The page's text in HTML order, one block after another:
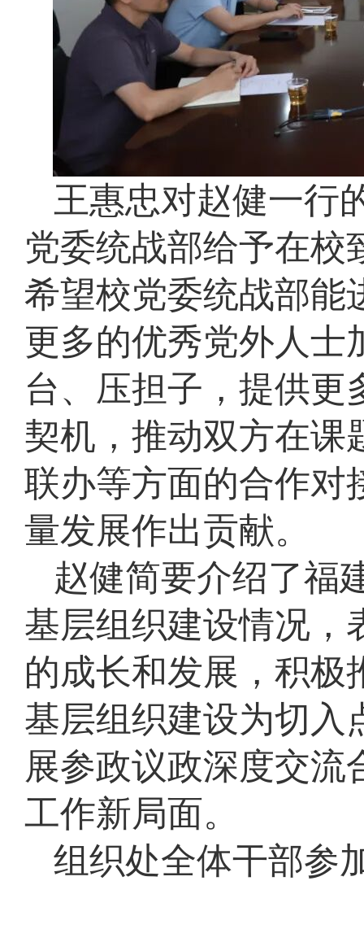
王惠忠对赵健一行
党委统战部给予在校
希望校党委统战部能
更多的优秀党外人士
台、压担子，提供更
契机，推动双方在课
联办等方面的合作对
量发展作出贡献。
赵健简要介绍了福
基层组织建设情况，
的成长和发展，积极
基层组织建设为切入
展参政议政深度交流
工作新局面。
组织处全体干部参